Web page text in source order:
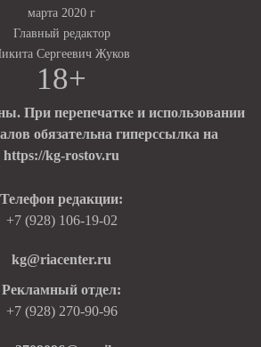
марта 2020 г
Главный редактор
Сергеевич Жуков
18+
При перепечатке и использовании
обязательна гиперссылка на
https://kg-rostov.ru
Телефон редакции:
+7 (928) 106-19-02
kg@riacenter.ru
Рекламный отдел:
+7 (928) 270-90-96